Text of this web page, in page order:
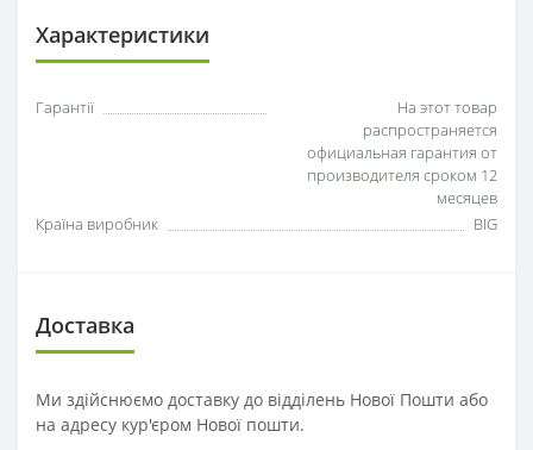
Характеристики
Гарантії
На этот товар
распространяется
официальная гарантия от
производителя сроком 12
месяцев
Країна виробник
BIG
Доставка
Ми здійснюємо доставку до відділень Нової Пошти або
на адресу кур'єром Нової пошти.